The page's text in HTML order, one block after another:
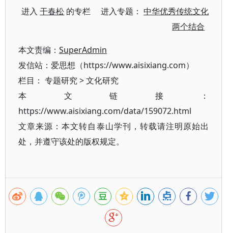
进入干春松 的专栏 进入专题：中华优秀传统文化
两个结合
本文责编： SuperAdmin
发信站：爱思想（https://www.aisixiang.com）
栏目： 专题研究>文化研究
本文链接：
https://www.aisixiang.com/data/159072.html
文章来源：本文转自泰山学刊，转载请注明原始出
处，并遵守该处的版权规定。